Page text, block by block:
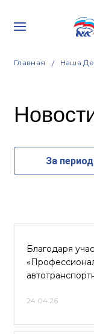
Главная Наша
За период
Благодаря
24.04.26